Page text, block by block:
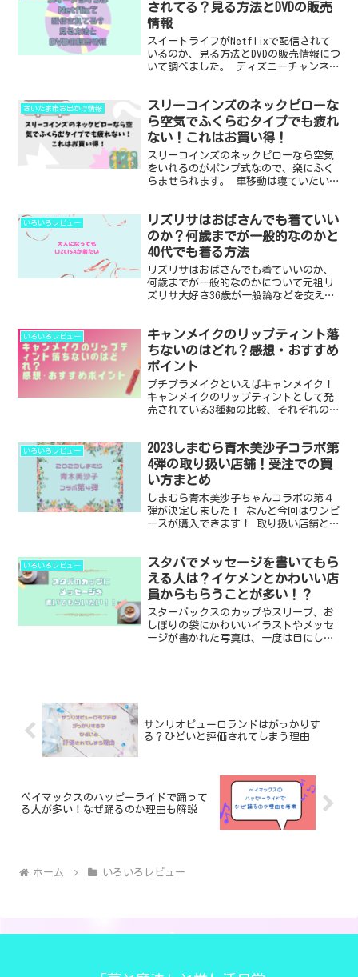
されてる？見る方法とDVDの販売
情報
スイートライフがNetflixで配信されて
いるのか、見る方法とDVDの販売情報につ
いて調べました。 ディズニーチャンネル
きました。 見始めたときはただの男子だ
っ...
さいたま市お出かけ情報
スリーコインズのネックピローな
ら空気でふくらむタイプでも疲れ
ない！これはお買い得！
スリーコインズのネックピローなら空気
をいれるのがポンプ式なので、楽にふく
らませられます。 車移動は寝ていたい、
いタイプは嫌！そんな人に朗報かもしれ
ない。 車内で寝たい楽...
いろいろレビュー
リズリサはおばさんでも着ていい
のか？何歳までが一般的なのかと
40代でも着る方法
リズリサはおばさんでも着ていいのか、
何歳までが一般的なのかについて元祖リ
ズリサ大好き36歳が一般論などを交えて
や、まだまだリズリサを着ていたい！40
代だけどリズリサ着た...
いろいろレビュー
キャンメイクのリップティント落
ちないのはどれ？感想・おすすめ
ポイント
プチプラメイクといえばキャンメイク！
キャンメイクのリップティントとして発
売されている3種類の比較、それぞれの感
ールミナスルージュ ・ジューシーリップ
ティント キャ...
いろいろレビュー
2023しまむら青木美沙子コラボ第
4弾の取り扱い店舗！受注での買
い方まとめ
しまむら青木美沙子ちゃんコラボの第４
弾が決定しました！ なんと今回はワンピ
ースが購入できます！ 取り扱い店舗と発
ラボ情報はこちらの記事です。 ※しまむ
らの青木美沙...
いろいろレビュー
スタバでメッセージを書いてもら
える人は？イケメンとかわいい店
員からもらうことが多い！？
スターバックスのカップやスリーブ、お
しぼりの袋にかわいいイラストやメッセ
ージが書かれた写真は、一度は目にした
サンリオピューロランドはがっかりす
る？ひどいと評価されてしまう理由
ベイマックスのハッピーライドで踊って
る人が多い！なぜ踊るのか理由も解説
ホーム いろいろレビュー